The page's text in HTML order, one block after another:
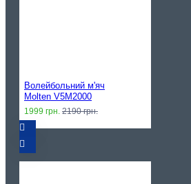
Волейбольний м'яч
Molten V5M2000
1999 грн. 2190 грн.